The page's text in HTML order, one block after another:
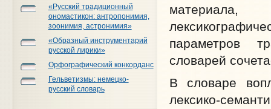
«Русский традиционный
ономастикон: антропонимия,
зоонимия, астронимия»
«Образный инструментарий
русской лирики»
Орфографический конкорданс
Гельветизмы: немецко-
русский словарь
материала,
параметров
словарей
В словаре
лексико-